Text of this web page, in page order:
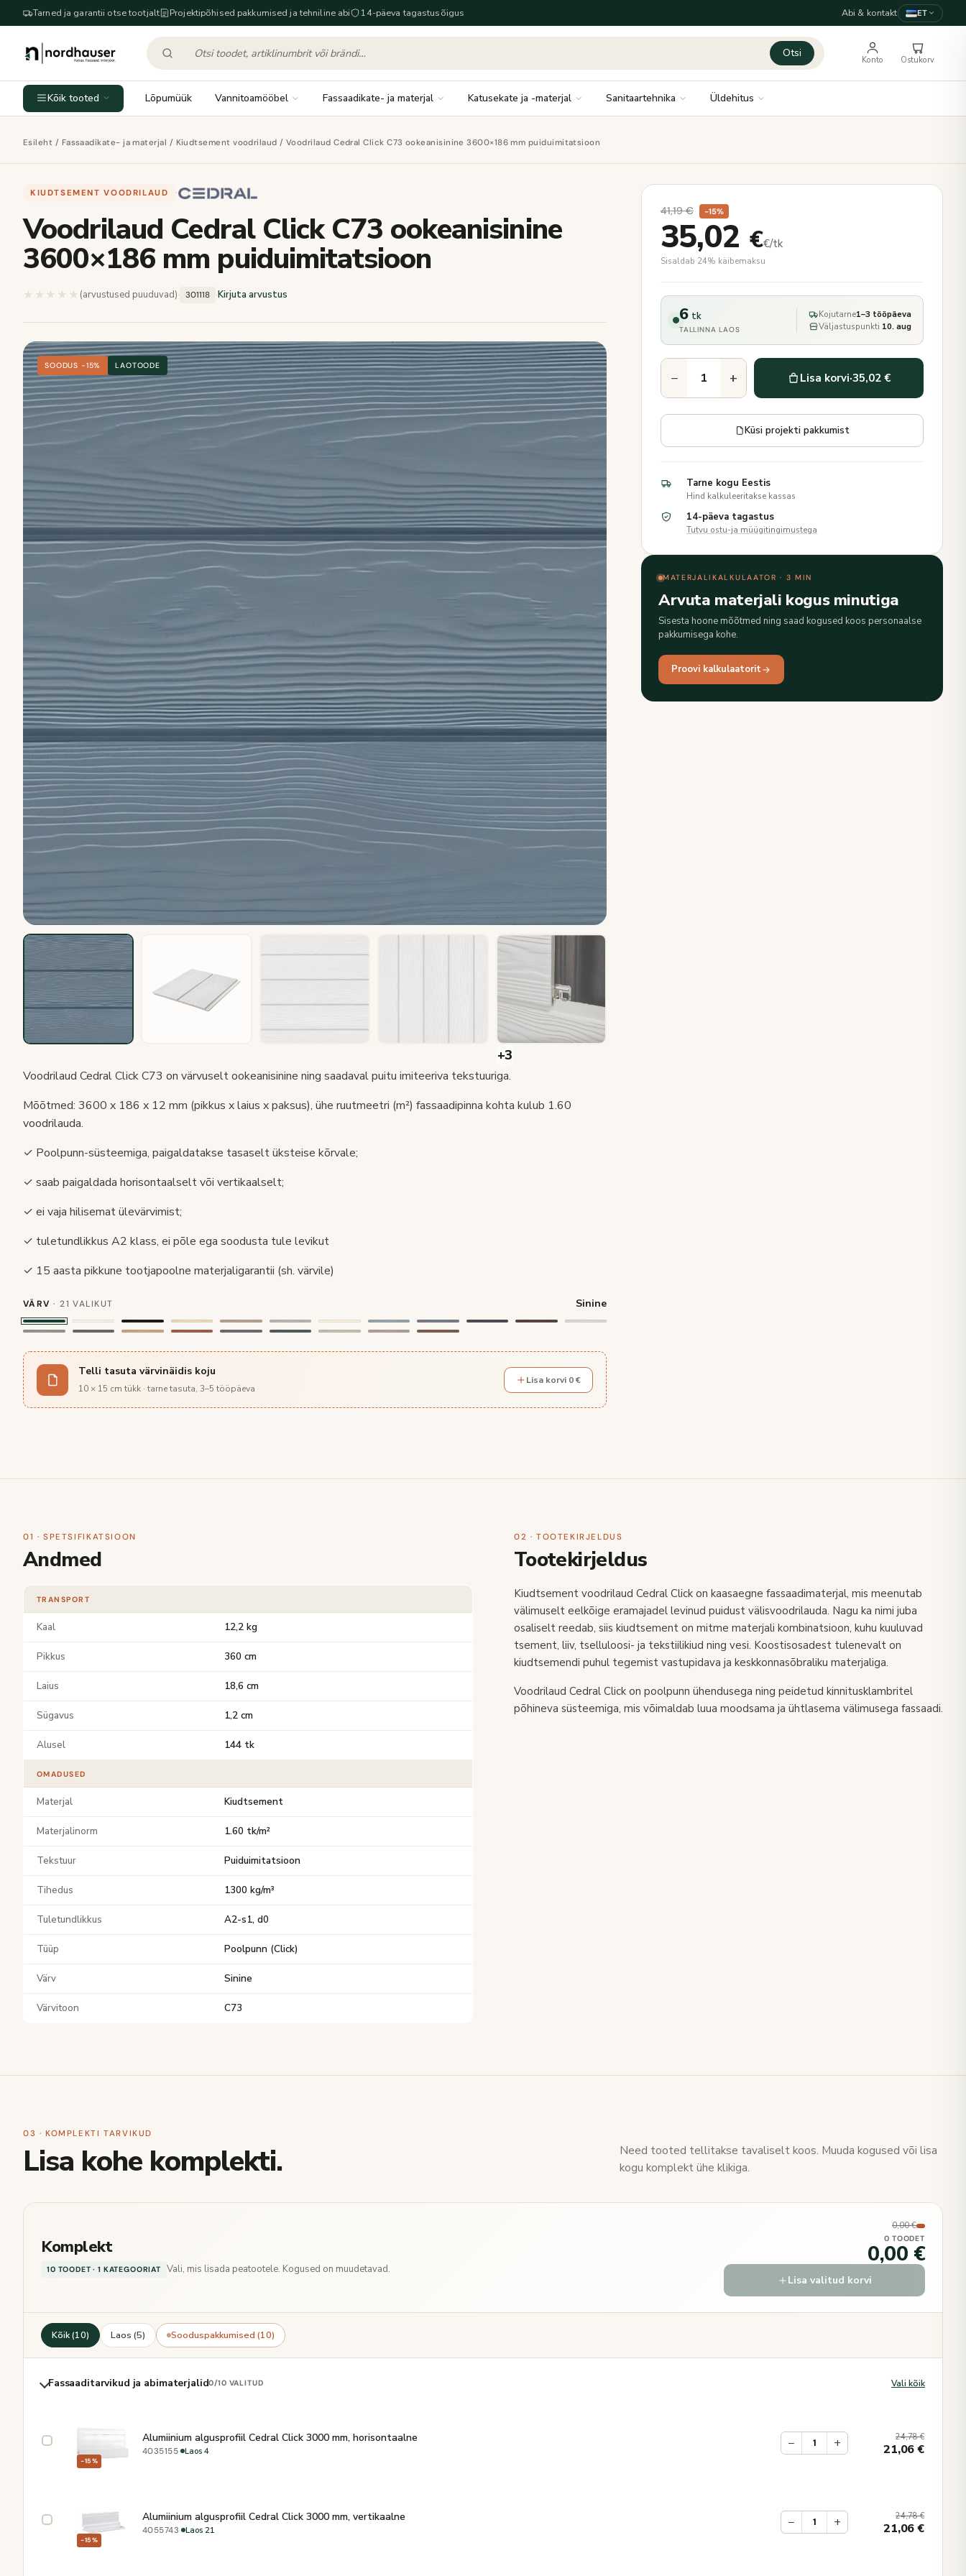
Tarned ja garantii otse tootjalt Projektipõhised pakkumised ja tehniline abi 14-päeva tagastusõigus Abi & kontakt ET
Otsi
Konto Ostukorv
Kõik tooted Lõpumüük Vannitoamööbel Fassaadikate- ja materjal Katusekate ja -materjal Sanitaartehnika Üldehitus
Esileht / Fassaadikate- ja materjal / Kiudtsement voodrilaud / Voodrilaud Cedral Click C73 ookeanisinine 3600×186 mm puiduimitatsioon
KIUDTSEMENT VOODRILAUD ·
Voodrilaud Cedral Click C73 ookeanisinine
3600×186 mm puiduimitatsioon
★★★★★ ★★★★★
(arvustused puuduvad)· 301118 ·Kirjuta arvustus
SOODUS −15% LAOTOODE
Voodrilaud Cedral Click C73 on värvuselt ookeanisinine ning saadaval puitu imiteeriva tekstuuriga.
Mõõtmed: 3600 x 186 x 12 mm (pikkus x laius x paksus), ühe ruutmeetri (m²) fassaadipinna kohta kulub 1.60
voodrilauda.
✓ Poolpunn-süsteemiga, paigaldatakse tasaselt üksteise kõrvale;
✓ saab paigaldada horisontaalselt või vertikaalselt;
✓ ei vaja hilisemat ülevärvimist;
✓ tuletundlikkus A2 klass, ei põle ega soodusta tule levikut
✓ 15 aasta pikkune tootjapoolne materjaligarantii (sh. värvile)
VÄRV · 21 VALIKUT Sinine
Telli tasuta värvinäidis koju
10 × 15 cm tükk · tarne tasuta, 3–5 tööpäeva
Lisa korvi 0 €
41,19€ −15%
35,02 €€/tk
Sisaldab 24% käibemaksu
6 tk
TALLINNA LAOS
Kojutarne1–3 tööpäeva
Väljastuspunkti 10. aug
− + Lisa korvi·35,02 €
Küsi projekti pakkumist
Tarne kogu Eestis
Hind kalkuleeritakse kassas
14-päeva tagastus
Tutvu ostu-ja müügitingimustega
MATERJALIKALKULAATOR · 3 MIN
Arvuta materjali kogus minutiga
Sisesta hoone mõõtmed ning saad kogused koos personaalse
pakkumisega kohe.
Proovi kalkulaatorit
01 · SPETSIFIKATSIOON
Andmed
TRANSPORT
Kaal 12,2 kg
Pikkus 360 cm
Laius 18,6 cm
Sügavus 1,2 cm
Alusel 144 tk
OMADUSED
Materjal Kiudtsement
Materjalinorm 1.60 tk/m²
Tekstuur Puiduimitatsioon
Tihedus 1300 kg/m³
Tuletundlikkus A2-s1, d0
Tüüp Poolpunn (Click)
Värv Sinine
Värvitoon C73
02 · TOOTEKIRJELDUS
Tootekirjeldus
Kiudtsement voodrilaud Cedral Click on kaasaegne fassaadimaterjal, mis meenutab
välimuselt eelkõige eramajadel levinud puidust välisvoodrilauda. Nagu ka nimi juba
osaliselt reedab, siis kiudtsement on mitme materjali kombinatsioon, kuhu kuuluvad
tsement, liiv, tselluloosi- ja tekstiilikiud ning vesi. Koostisosadest tulenevalt on
kiudtsemendi puhul tegemist vastupidava ja keskkonnasõbraliku materjaliga.
Voodrilaud Cedral Click on poolpunn ühendusega ning peidetud kinnitusklambritel
põhineva süsteemiga, mis võimaldab luua moodsama ja ühtlasema välimusega fassaadi.
03 · KOMPLEKTI TARVIKUD
Lisa kohe komplekti.
Need tooted tellitakse tavaliselt koos. Muuda kogused või lisa
kogu komplekt ühe klikiga.
Komplekt
10 TOODET · 1 KATEGOORIAT Vali, mis lisada peatootele. Kogused on muudetavad.
0,00 €
0 TOODET
0,00 €
Lisa valitud korvi
Kõik (10) Laos (5) Sooduspakkumised (10)
Fassaaditarvikud ja abimaterjalid0/10 VALITUD Vali kõik
−15%
Alumiinium algusprofiil Cedral Click 3000 mm, horisontaalne
4035155· Laos 4 − + 24,78€
21,06€
−15%
Alumiinium algusprofiil Cedral Click 3000 mm, vertikaalne
4055743· Laos 21 − + 24,78€
21,06€